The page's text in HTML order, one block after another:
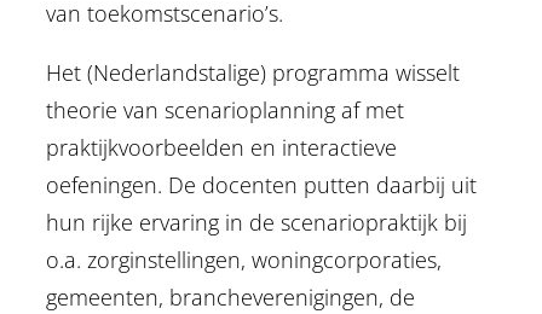
van toekomstscenario’s.
Het (Nederlandstalige) programma wisselt
theorie van scenarioplanning af met
praktijkvoorbeelden en interactieve
oefeningen. De docenten putten daarbij uit
hun rijke ervaring in de scenariopraktijk bij
o.a. zorginstellingen, woningcorporaties,
gemeenten, brancheverenigingen, de